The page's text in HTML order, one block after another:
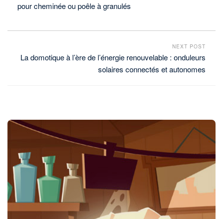
pour cheminée ou poêle à granulés
NEXT POST
La domotique à l’ère de l’énergie renouvelable : onduleurs
solaires connectés et autonomes